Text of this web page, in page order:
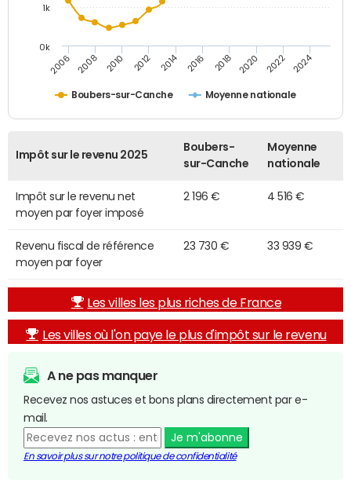
Boubers-sur-Canche Moyenne nationale
2006 2008 2010 2012 2014 2016 2018 2020 2022 2024
0k
1k
Impôt sur le revenu 2025
Boubers-
sur-Canche
Moyenne
nationale
Impôt sur le revenu net
moyen par foyer imposé
2 196 € 4 516 €
Revenu fiscal de référence
moyen par foyer
23 730 € 33 939 €
Les villes les plus riches de France
Les villes où l'on paye le plus d'impôt sur le revenu
A ne pas manquer
Recevez nos astuces et bons plans directement par e-
mail.
Je m'abonne
En savoir plus sur notre politique de confidentialité